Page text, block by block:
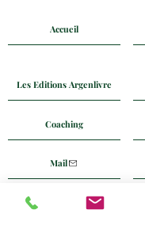
Accueil
Les Editions Argenlivre
Coaching
Mail